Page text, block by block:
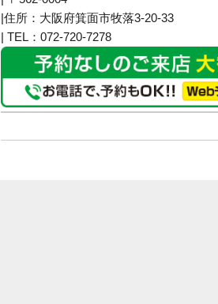
|住所：大阪府箕面市牧落3-20-33
| TEL：072-720-7278